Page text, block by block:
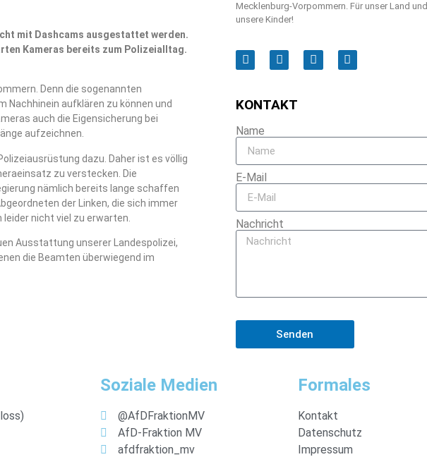
mit Dashcams ausgestattet werden.
Kameras bereits zum Polizeialltag.
Denn die sogenannten
Nachhinein aufklären zu können und
auch die Eigensicherung bei
aufzeichnen.
dazu. Daher ist es völlig
zu verstecken. Die
nämlich bereits lange schaffen
der Linken, die sich immer
nicht viel zu erwarten.
Ausstattung unserer Landespolizei,
die Beamten überwiegend im
Mecklenburg-Vorpommern. Für unser Land und
unsere Kinder!
KONTAKT
Name
E-Mail
Nachricht
Senden
Soziale Medien
@AfDFraktionMV
AfD-Fraktion MV
afdfraktion_mv
Formales
Kontakt
Datenschutz
Impressum